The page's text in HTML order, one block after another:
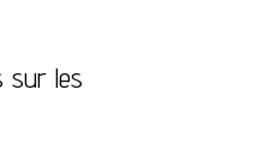
sur les